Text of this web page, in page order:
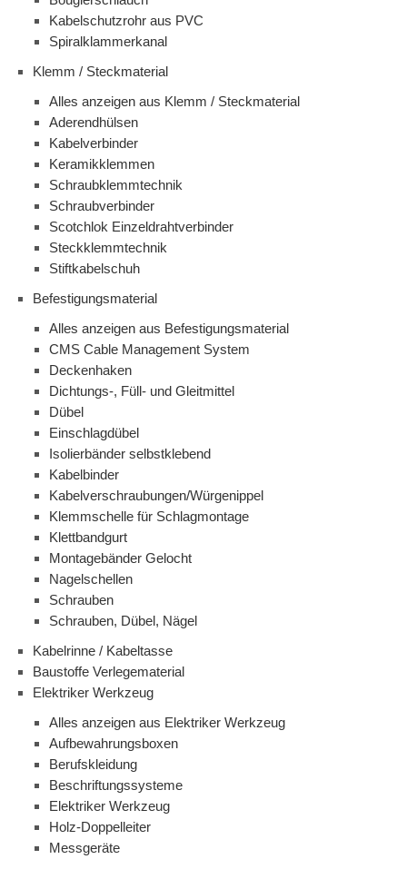
Kabelschutzrohr aus PVC
Spiralklammerkanal
Klemm / Steckmaterial
Alles anzeigen aus Klemm / Steckmaterial
Aderendhülsen
Kabelverbinder
Keramikklemmen
Schraubklemmtechnik
Schraubverbinder
Scotchlok Einzeldrahtverbinder
Steckklemmtechnik
Stiftkabelschuh
Befestigungsmaterial
Alles anzeigen aus Befestigungsmaterial
CMS Cable Management System
Deckenhaken
Dichtungs-, Füll- und Gleitmittel
Dübel
Einschlagdübel
Isolierbänder selbstklebend
Kabelbinder
Kabelverschraubungen/Würgenippel
Klemmschelle für Schlagmontage
Klettbandgurt
Montagebänder Gelocht
Nagelschellen
Schrauben
Schrauben, Dübel, Nägel
Kabelrinne / Kabeltasse
Baustoffe Verlegematerial
Elektriker Werkzeug
Alles anzeigen aus Elektriker Werkzeug
Aufbewahrungsboxen
Berufskleidung
Beschriftungssysteme
Elektriker Werkzeug
Holz-Doppelleiter
Messgeräte